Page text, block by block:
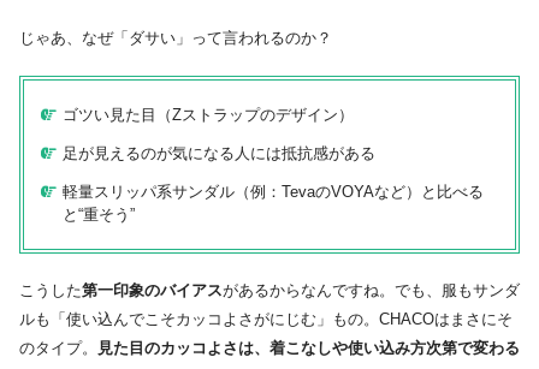
じゃあ、なぜ「ダサい」って言われるのか？
ゴツい見た目（Zストラップのデザイン）
足が見えるのが気になる人には抵抗感がある
軽量スリッパ系サンダル（例：TevaのVOYAなど）と比べる
と“重そう”
こうした第一印象のバイアスがあるからなんですね。でも、服もサンダ
ルも「使い込んでこそカッコよさがにじむ」もの。CHACOはまさにそ
のタイプ。
見た目のカッコよさは、着こなしや使い込み方次第で変わる